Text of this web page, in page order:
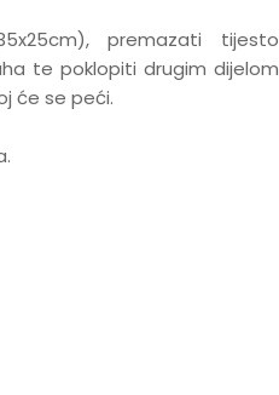
premazati tijesto
te poklopiti drugim dijelom
će se peći.